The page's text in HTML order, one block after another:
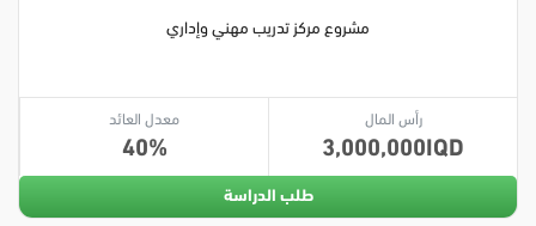
مشروع مركز تدريب مهني وإداري
رأس المال
3,000,000
معدل العائد
40
طلب الدراسة